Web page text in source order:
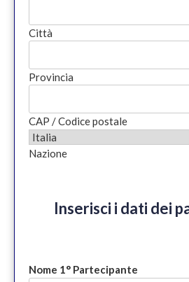
Città
Provincia
CAP / Codice postale
Nazione
Inserisci i dati dei
Nome 1° Partecipante